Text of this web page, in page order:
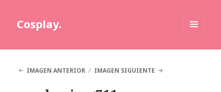
Cosplay.
IMAGEN ANTERIOR
IMAGEN SIGUIENTE